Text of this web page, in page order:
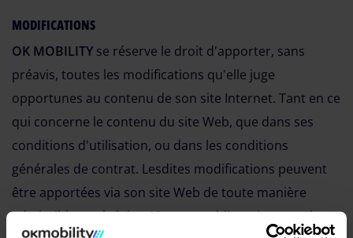
MODIFICATIONS
OK MOBILITY se réserve le droit d'apporter, sans
préavis, toutes les modifications qu'elle juge
opportunes au contenu de son site Internet. Tant en ce
qui concerne le contenu du site Web, que dans ses
conditions d'utilisation, ou dans les conditions
générales de contrat. Lesdites modifications peuvent
être apportées via son site Web de toute manière
admissible par la loi et 12 seront obligatoires pendant